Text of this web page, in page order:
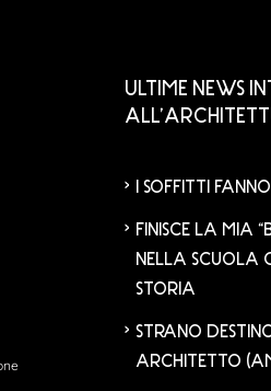
ULTIME NEWS
I SOFFITTI
FINISCE LA MIA
NELLA SCUOLA
STORIA
STRANO
ARCHITETTO